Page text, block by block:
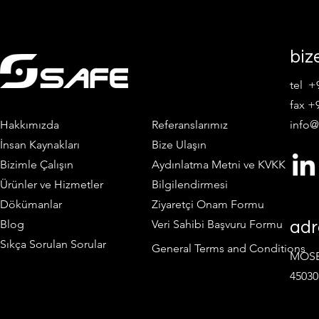
Hakkımızda
İnsan Kaynakları
Bizimle Çalışın
Ürünler ve Hizmetler
Dökümanlar
Blog
Sıkça Sorulan Sorular
Referanslarımız
Bize Ulaşın
Aydınlatma Metni ve KVKK
Bilgilendirmesi
Ziyaretçi Onam Formu
Veri Sahibi Başvuru Formu
General Terms and Conditions
tel
fax